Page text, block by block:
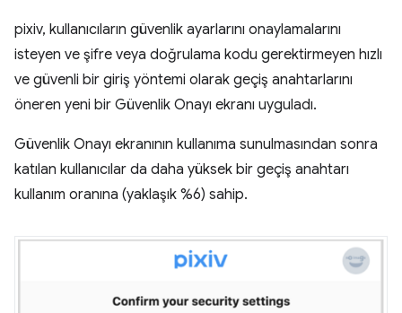
pixiv, kullanıcıların güvenlik ayarlarını onaylamalarını
isteyen ve şifre veya doğrulama kodu gerektirmeyen hızlı
ve güvenli bir giriş yöntemi olarak geçiş anahtarlarını
öneren yeni bir Güvenlik Onayı ekranı uyguladı.
Güvenlik Onayı ekranının kullanıma sunulmasından sonra
katılan kullanıcılar da daha yüksek bir geçiş anahtarı
kullanım oranına (yaklaşık %6) sahip.